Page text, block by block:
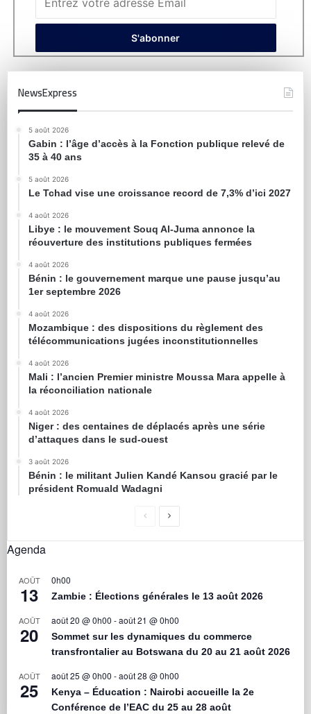
NewsExpress
5 août 2026
Gabin : l’âge d’accès à la Fonction publique relevé de
35 à 40 ans
5 août 2026
Le Tchad vise une croissance record de 7,3% d’ici 2027
4 août 2026
Libye : le mouvement Souq Al-Juma annonce la
réouverture des institutions publiques fermées
4 août 2026
Bénin : le gouvernement marque une pause jusqu’au
1er septembre 2026
4 août 2026
Mozambique : des dispositions du règlement des
télécommunications jugées inconstitutionnelles
4 août 2026
Mali : l’ancien Premier ministre Moussa Mara appelle à
la réconciliation nationale
4 août 2026
Niger : des centaines de déplacés après une série
d’attaques dans le sud-ouest
3 août 2026
Bénin : le militant Julien Kandé Kansou gracié par le
président Romuald Wadagni
Agenda
AOÛT
13
0h00
Zambie : Élections générales le 13 août 2026
AOÛT
20
août 20 @ 0h00 -août 21 @ 0h00
Sommet sur les dynamiques du commerce
transfrontalier au Botswana du 20 au 21 août 2026
AOÛT
25
août 25 @ 0h00 -août 28 @ 0h00
Kenya – Éducation : Nairobi accueille la 2e
Conférence de l’EAC du 25 au 28 août